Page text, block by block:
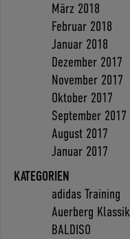
März 2018
Februar 2018
Januar 2018
Dezember 2017
November 2017
Oktober 2017
September 2017
August 2017
Januar 2017
KATEGORIEN
adidas Training
Auerberg Klassik
BALDISO